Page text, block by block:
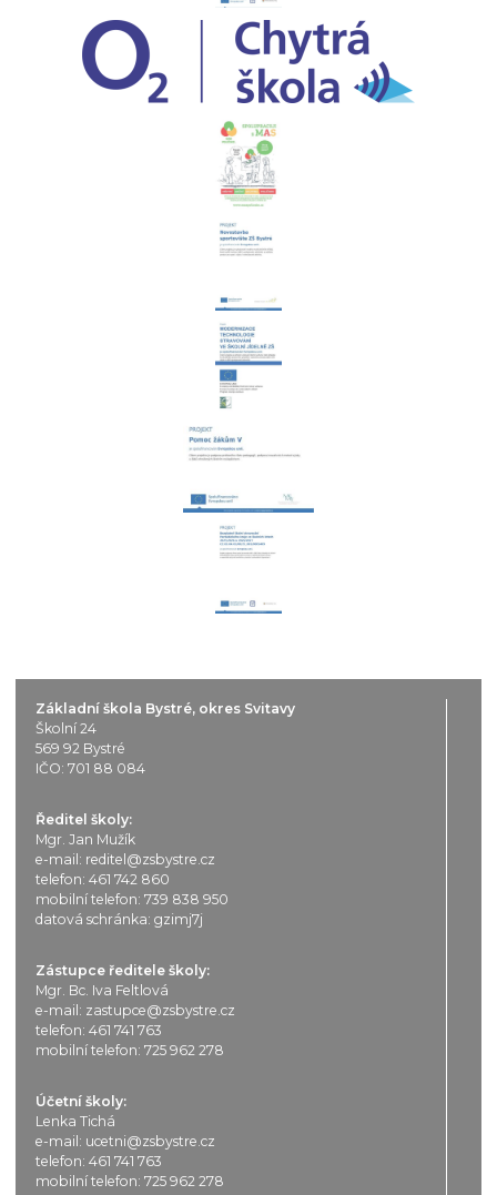
Základní škola Bystré, okres Svitavy
Školní 24
569 92 Bystré
IČO: 701 88 084
Ředitel školy:
Mgr. Jan Mužík
e-mail: reditel@zsbystre.cz
telefon: 461 742 860
mobilní telefon: 739 838 950
datová schránka: gzimj7j
Zástupce ředitele školy:
Mgr. Bc. Iva Feltlová
e-mail: zastupce@zsbystre.cz
telefon: 461 741 763
mobilní telefon: 725 962 278
Účetní školy:
Lenka Tichá
e-mail: ucetni@zsbystre.cz
telefon: 461 741 763
mobilní telefon: 725 962 278